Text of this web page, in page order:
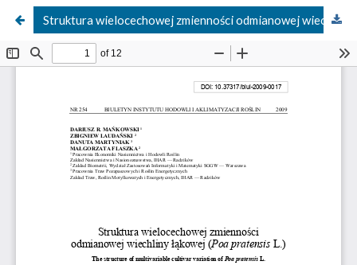
Struktura wielocechowej zmienności odmianowej wiechliny łąkowej (Poa pratensis L.)